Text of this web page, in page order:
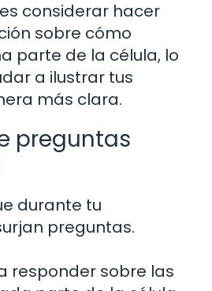
considerar hacer
sobre cómo
parte de la célula, lo
a ilustrar tus
más clara.
preguntas
durante tu
preguntas.
responder sobre las